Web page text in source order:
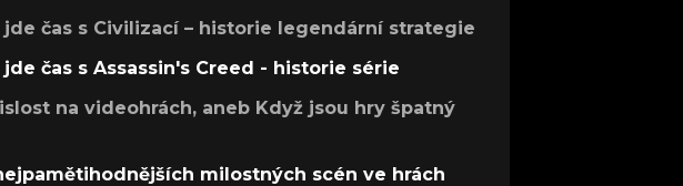
jde čas s Civilizací – historie legendární strategie
jde čas s Assassin's Creed - historie série
na videohrách, aneb Když jsou hry špatný
milostných scén ve hrách